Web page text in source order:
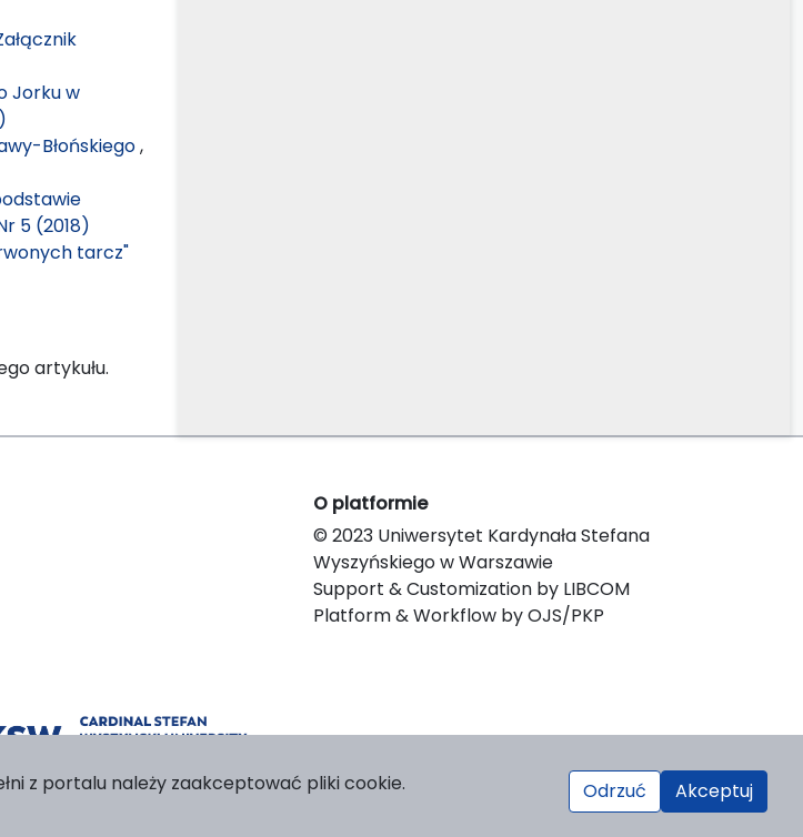
Jorku w
Błońskiego,
5 (2018)
tarcz"
artykułu.
O platformie
© 2023 Uniwersytet Kardynała Stefana
Wyszyńskiego w Warszawie
Support & Customization by LIBCOM
Platform & Workflow by OJS/PKP
z portalu należy zaakceptować pliki cookie. Odrzuć Akceptuj